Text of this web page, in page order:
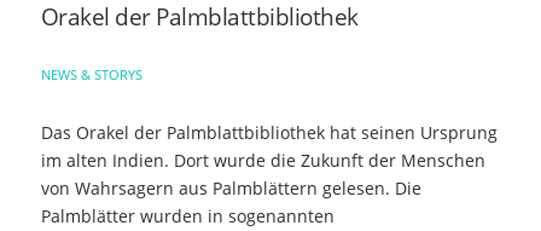
Orakel der Palmblattbibliothek
NEWS & STORYS
Das Orakel der Palmblattbibliothek hat seinen Ursprung
im alten Indien. Dort wurde die Zukunft der Menschen
von Wahrsagern aus Palmblättern gelesen. Die
Palmblätter wurden in sogenannten